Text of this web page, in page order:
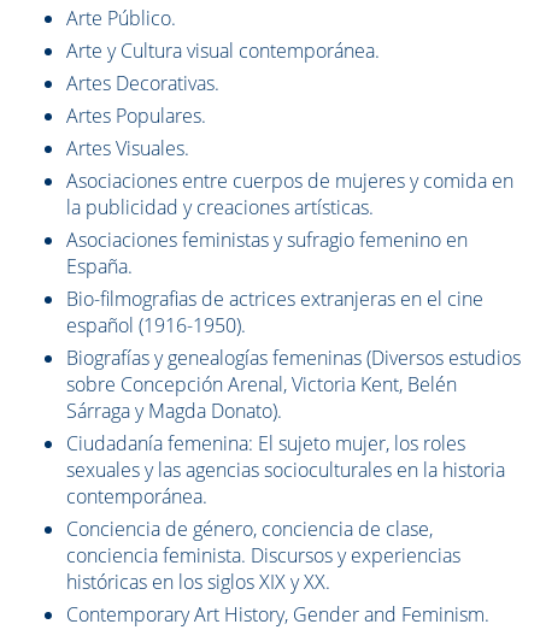
Arte Público.
Arte y Cultura visual contemporánea.
Artes Decorativas.
Artes Populares.
Artes Visuales.
Asociaciones entre cuerpos de mujeres y comida en
la publicidad y creaciones artísticas.
Asociaciones feministas y sufragio femenino en
España.
Bio-filmografias de actrices extranjeras en el cine
español (1916-1950).
Biografías y genealogías femeninas (Diversos estudios
sobre Concepción Arenal, Victoria Kent, Belén
Sárraga y Magda Donato).
Ciudadanía femenina: El sujeto mujer, los roles
sexuales y las agencias socioculturales en la historia
contemporánea.
Conciencia de género, conciencia de clase,
conciencia feminista. Discursos y experiencias
históricas en los siglos XIX y XX.
Contemporary Art History, Gender and Feminism.